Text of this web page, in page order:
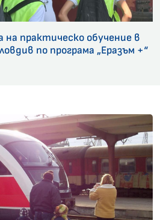
на практическо обучение в
по програма „Еразъм +“